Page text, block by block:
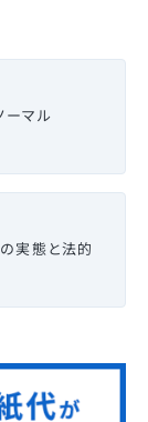
ーマル
実態と法的